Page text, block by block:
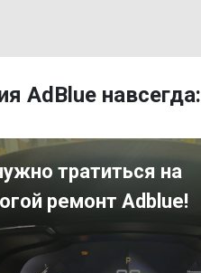
AdBlue навсегда:
тратиться на
ремонт Adblue!